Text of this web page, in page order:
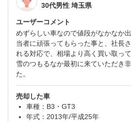
30代男性 埼玉県
ユーザーコメント
めずらしい車なので値段がなかなか
当者に頑張ってもらった事と、社長
れる対応で、相場より高く買い取っ
雪のつもるなか最初に来ていただき
た。
売却した車
車種：B3・GT3
年式：2013年/平成25年